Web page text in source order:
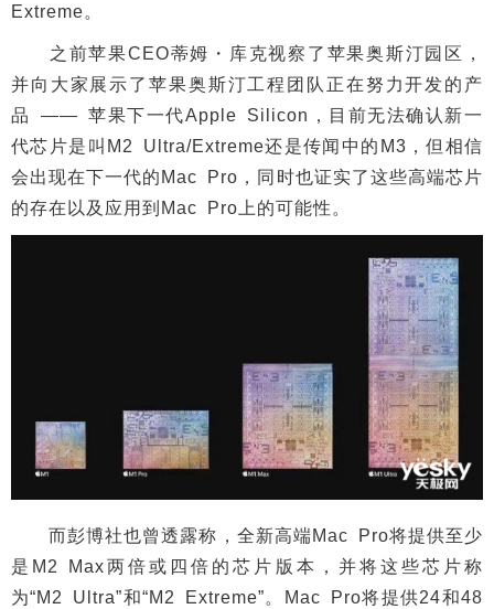
Extreme。
之前苹果CEO蒂姆・库克视察了苹果奥斯汀园区，
并向大家展示了苹果奥斯汀工程团队正在努力开发的产
品 —— 苹果下一代Apple Silicon，目前无法确认新一
代芯片是叫M2 Ultra/Extreme还是传闻中的M3，但相信
会出现在下一代的Mac Pro，同时也证实了这些高端芯片
的存在以及应用到Mac Pro上的可能性。
而彭博社也曾透露称，全新高端Mac Pro将提供至少
是M2 Max两倍或四倍的芯片版本，并将这些芯片称
为“M2 Ultra”和“M2 Extreme”。Mac Pro将提供24和48